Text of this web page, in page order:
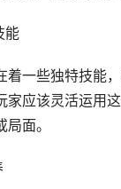
能
着一些独特技能
家应该灵活运用
面。